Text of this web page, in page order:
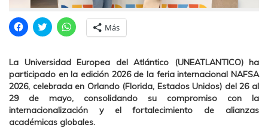
H
a
l
i
c
p
a
c
o
m
H
a
i
c
p
a
r
a
c
o
m
H
a
c
p
a
a
c
o
m
Más
La Universidad Europea del Atlántico (UNEATLANTICO) ha
participado en la edición 2026 de la feria internacional NAFSA
2026, celebrada en Orlando (Florida, Estados Unidos) del 26 al
29 de mayo, consolidando su compromiso con la
internacionalización y el fortalecimiento de alianzas
académicas globales.